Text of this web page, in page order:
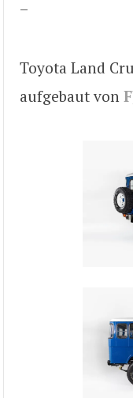
–
Toyota Land
aufgebaut von